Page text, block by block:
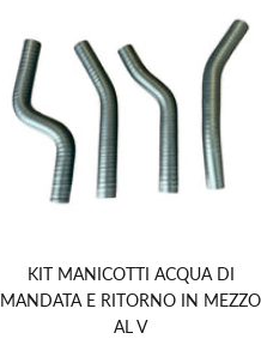
KIT MANICOTTI ACQUA DI
MANDATA E RITORNO IN MEZZO
AL V